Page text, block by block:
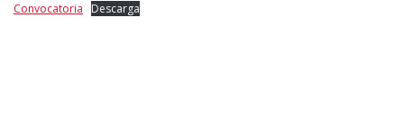
Convocatoria Descarga